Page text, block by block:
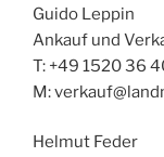
Guido Leppin
Ankauf und
T: +49 1520 36
M:
Helmut Feder